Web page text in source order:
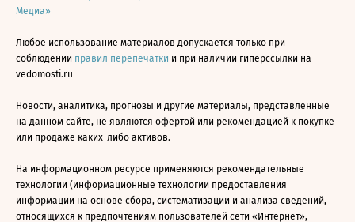
Медиа»
Любое использование материалов допускается только при
соблюдении правил перепечатки и при наличии гиперссылки на
vedomosti.ru
Новости, аналитика, прогнозы и другие материалы, представленные
на данном сайте, не являются офертой или рекомендацией к покупке
или продаже каких-либо активов.
На информационном ресурсе применяются рекомендательные
технологии (информационные технологии предоставления
информации на основе сбора, систематизации и анализа сведений,
относящихся к предпочтениям пользователей сети «Интернет»,